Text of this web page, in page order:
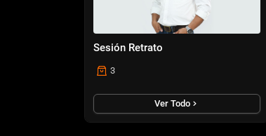
Sesión Retrato
3
Ver Todo